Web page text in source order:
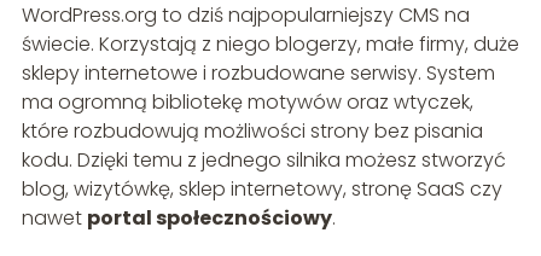
WordPress.org to dziś najpopularniejszy CMS na
świecie. Korzystają z niego blogerzy, małe firmy, duże
sklepy internetowe i rozbudowane serwisy. System
ma ogromną bibliotekę motywów oraz wtyczek,
które rozbudowują możliwości strony bez pisania
kodu. Dzięki temu z jednego silnika możesz stworzyć
blog, wizytówkę, sklep internetowy, stronę SaaS czy
nawet portal społecznościowy.